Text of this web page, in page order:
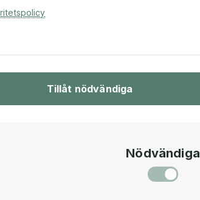
Tillåt nödvändiga
Nödvändiga